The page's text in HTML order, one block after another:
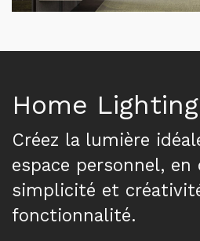
Home Lighting
Créez la lumière
espace personnel,
simplicité et
fonctionnalité.